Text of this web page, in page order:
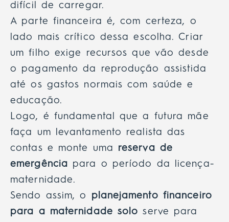
difícil de carregar.
A parte financeira é, com certeza, o
lado mais crítico dessa escolha. Criar
um filho exige recursos que vão desde
o pagamento da reprodução assistida
até os gastos normais com saúde e
educação.
Logo, é fundamental que a futura mãe
faça um levantamento realista das
contas e monte uma reserva de
emergência para o período da licença-
maternidade.
Sendo assim, o planejamento financeiro
para a maternidade solo serve para